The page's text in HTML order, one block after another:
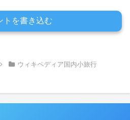
トを書き込む
ウィキペディア国内小旅行